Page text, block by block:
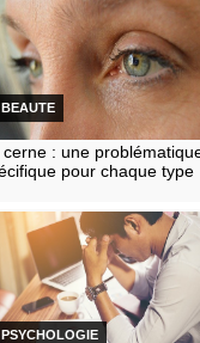
cerne : une
pour chaque type